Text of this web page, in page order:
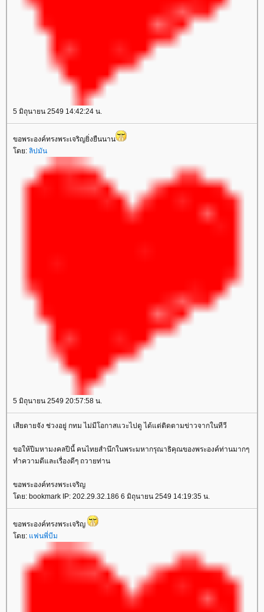
5 มิถุนายน 2549 14:42:24 น.
ขอพระองค์ทรงพระเจริญยิ่งยืนนาน
ดย: ลิปมัน
5 มิถุนายน 2549 20:57:58 น.
เสียดายจัง ช่วงอยู่ กทม ไม่มีโอกาสแวะไปดู ได้แต่ติดตามข่าวจากในทีวี
ขอให้ปีมหามงคลปีนี้ คนไทยสำนึกในพระมหากรุณาธิคุณของพระองค์ท่านมากๆ
ทำความดีและเรื่องดีๆ ถวายท่าน
ขอพระองค์ทรงพระเจริญ
ดย: bookmark IP: 202.29.32.186 6 มิถุนายน 2549 14:19:35 น.
ขอพระองค์ทรงพระเจริญ
ดย: ฟนพี่บีม